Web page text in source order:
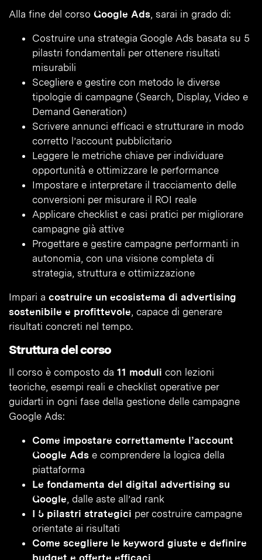
Alla fine del corso Google Ads, sarai in grado di:
Costruire una strategia Google Ads basata su 5
pilastri fondamentali per ottenere risultati
misurabili
Scegliere e gestire con metodo le diverse
tipologie di campagne (Search, Display, Video e
Demand Generation)
Scrivere annunci efficaci e strutturare in modo
corretto l’account pubblicitario
Leggere le metriche chiave per individuare
opportunità e ottimizzare le performance
Impostare e interpretare il tracciamento delle
conversioni per misurare il ROI reale
Applicare checklist e casi pratici per migliorare
campagne già attive
Progettare e gestire campagne performanti in
autonomia, con una visione completa di
strategia, struttura e ottimizzazione
Impari a costruire un ecosistema di advertising
sostenibile e profittevole, capace di generare
risultati concreti nel tempo.
Struttura del corso
Il corso è composto da 11 moduli con lezioni
teoriche, esempi reali e checklist operative per
guidarti in ogni fase della gestione delle campagne
Google Ads:
Come impostare correttamente l’account
Google Ads e comprendere la logica della
piattaforma
Le fondamenta del digital advertising su
Google, dalle aste all’ad rank
I 5 pilastri strategici per costruire campagne
orientate ai risultati
Come scegliere le keyword giuste e definire